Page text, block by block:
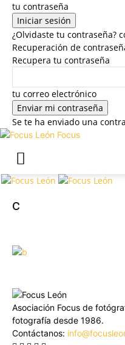
tu contraseña
¿Olvidaste tu contraseña?
Recuperación de
Recupera tu contraseña
tu correo electrónico
Se te ha enviado una
Focus
c
Asociación Focus de
fotografía desde 1986.
Contáctanos: